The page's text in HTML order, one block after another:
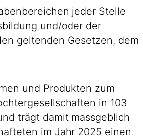
jeder Stelle
und/oder der
geltenden Gesetzen, dem
und Produkten zum
in 103
trägt damit massgeblich
im Jahr 2025 einen